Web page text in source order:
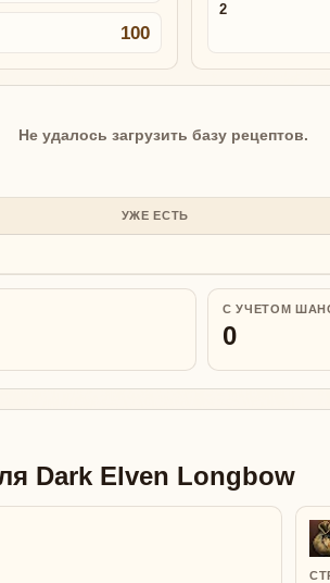
100
2
Не удалось загрузить базу рецептов.
УЖЕ ЕСТЬ
С УЧЕТОМ
0
Dark Elven Longbow